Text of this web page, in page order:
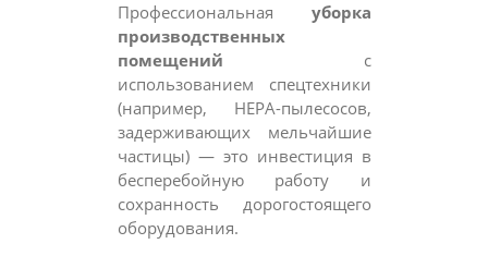
Профессиональная уборка
производственных
помещений с
использованием спецтехники
(например, HEPA-пылесосов,
задерживающих мельчайшие
частицы) — это инвестиция в
бесперебойную работу и
сохранность дорогостоящего
оборудования.